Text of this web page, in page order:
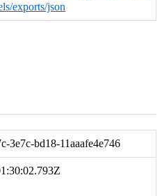
exports/json
3e7c-bd18-11aaafe4e746